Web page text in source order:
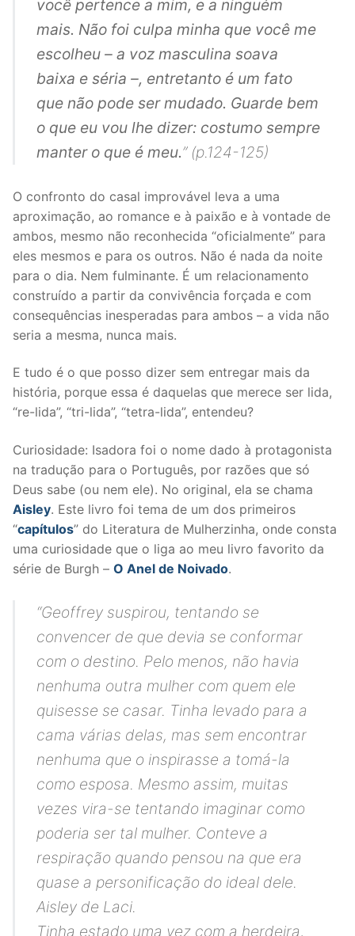
você pertence a mim, e a ninguém
mais. Não foi culpa minha que você me
escolheu – a voz masculina soava
baixa e séria –, entretanto é um fato
que não pode ser mudado. Guarde bem
o que eu vou lhe dizer: costumo sempre
manter o que é meu.” (p.124-125)
O confronto do casal improvável leva a uma
aproximação, ao romance e à paixão e à vontade de
ambos, mesmo não reconhecida “oficialmente” para
eles mesmos e para os outros. Não é nada da noite
para o dia. Nem fulminante. É um relacionamento
construído a partir da convivência forçada e com
consequências inesperadas para ambos – a vida não
seria a mesma, nunca mais.
E tudo é o que posso dizer sem entregar mais da
história, porque essa é daquelas que merece ser lida,
“re-lida”, “tri-lida”, “tetra-lida”, entendeu?
Curiosidade: Isadora foi o nome dado à protagonista
na tradução para o Português, por razões que só
Deus sabe (ou nem ele). No original, ela se chama
Aisley. Este livro foi tema de um dos primeiros
“capítulos” do Literatura de Mulherzinha, onde consta
uma curiosidade que o liga ao meu livro favorito da
série de Burgh – O Anel de Noivado.
“Geoffrey suspirou, tentando se
convencer de que devia se conformar
com o destino. Pelo menos, não havia
nenhuma outra mulher com quem ele
quisesse se casar. Tinha levado para a
cama várias delas, mas sem encontrar
nenhuma que o inspirasse a tomá-la
como esposa. Mesmo assim, muitas
vezes vira-se tentando imaginar como
poderia ser tal mulher. Conteve a
respiração quando pensou na que era
quase a personificação do ideal dele.
Aisley de Laci.
Tinha estado uma vez com a herdeira,